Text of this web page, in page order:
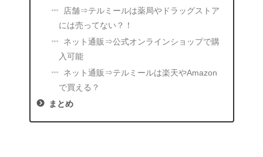
店舗⇒テルミールは薬局やドラッグストア
には売ってない？！
ネット通販⇒公式オンラインショップで購
入可能
ネット通販⇒テルミールは楽天やAmazon
で買える？
まとめ